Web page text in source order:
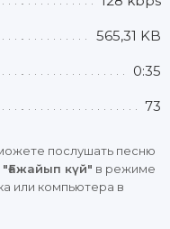
565,31 KB
0:35
73
послушать песню
күй" в режиме
или компьютера в